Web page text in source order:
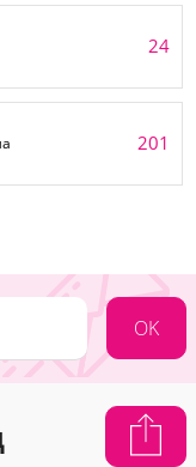
24
201
OK